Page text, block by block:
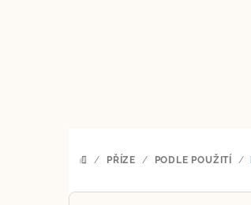
DOMŮ
/ PŘÍZE / PODLE POUŽITÍ /